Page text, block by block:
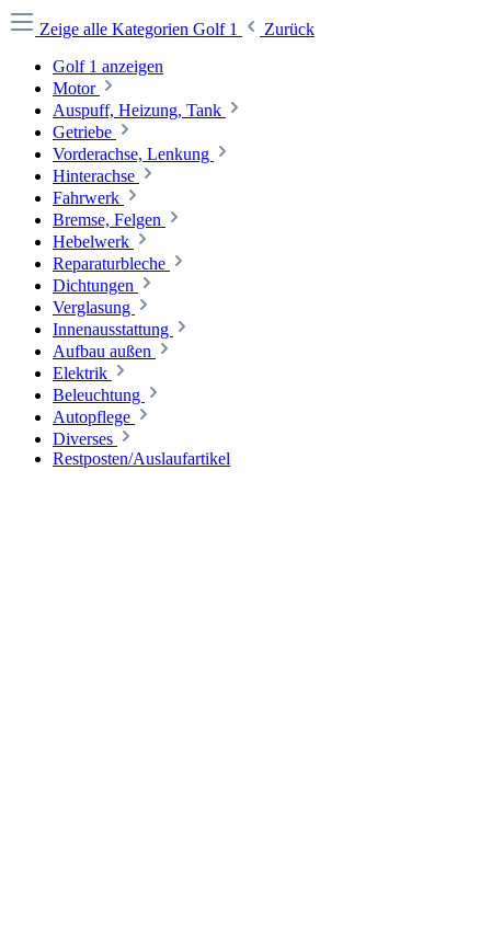
Zeige alle Kategorien Golf 1
Zurück
Golf 1 anzeigen
Motor
Auspuff, Heizung, Tank
Getriebe
Vorderachse, Lenkung
Hinterachse
Fahrwerk
Bremse, Felgen
Hebelwerk
Reparaturbleche
Dichtungen
Verglasung
Innenausstattung
Aufbau außen
Elektrik
Beleuchtung
Autopflege
Diverses
Restposten/Auslaufartikel